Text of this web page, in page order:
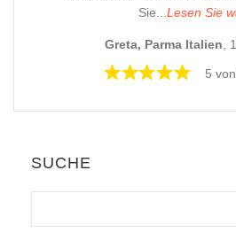
Sie... Lesen Sie
Greta, Parma Italien ,
5
SUCHE